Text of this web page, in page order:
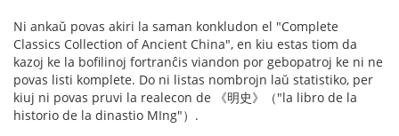
Ni ankaŭ povas akiri la saman konkludon el "Complete
Classics Collection of Ancient China", en kiu estas tiom da
kazoj ke la bofilinoj fortranĉis viandon por gebopatroj ke ni ne
povas listi komplete. Do ni listas nombrojn laŭ statistiko, per
kiuj ni povas pruvi la realecon de 《明史》（"la libro de la
historio de la dinastio MIng"）.